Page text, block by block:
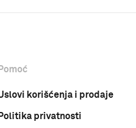
Pomoć
korišćenja i prodaje
Politika privatnosti